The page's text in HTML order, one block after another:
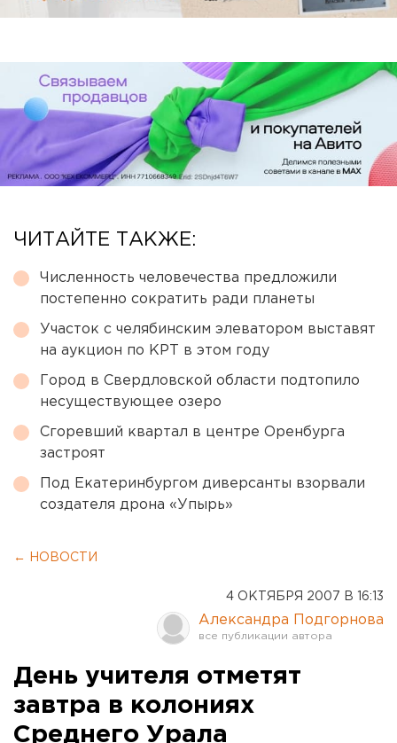
ЧИТАЙТЕ ТАКЖЕ:
Численность человечества предложили
постепенно сократить ради планеты
Участок с челябинским элеватором выставят
на аукцион по КРТ в этом году
Город в Свердловской области подтопило
несуществующее озеро
Сгоревший квартал в центре Оренбурга
застроят
Под Екатеринбургом диверсанты взорвали
создателя дрона «Упырь»
← НОВОСТИ
4 ОКТЯБРЯ 2007 В 16:13
Александра Подгорнова
День учителя отметят
завтра в колониях
Среднего Урала